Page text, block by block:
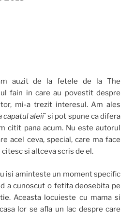
auzit de la fetele de la The
fain in care au povestit despre
mi-a trezit interesul. Am ales
capatul aleii¨ si pot spune ca difera
citit pana acum. Nu este autorul
acel ceva, special, care ma face
si altceva scris de el.
isi aminteste un moment specific
a cunoscut o fetita deosebita pe
Aceasta locuieste cu mama si
lor se afla un lac despre care